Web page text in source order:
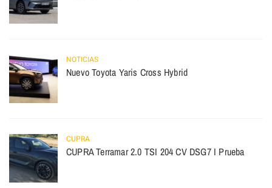
NOTICIAS
Nuevo Toyota Yaris Cross Hybrid
CUPRA
CUPRA Terramar 2.0 TSI 204 CV DSG7 I Prueba